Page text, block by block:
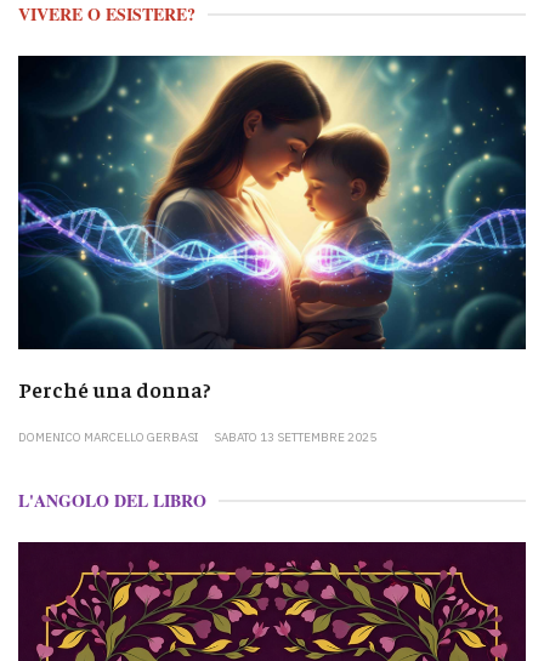
VIVERE O ESISTERE?
Perché una donna?
DOMENICO MARCELLO GERBASI SABATO 13 SETTEMBRE 2025
L'ANGOLO DEL LIBRO